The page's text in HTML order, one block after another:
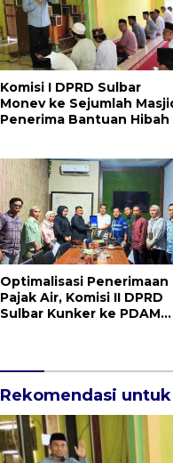
Komisi I DPRD Sulbar
Monev ke Sejumlah
Penerima Bantuan Hibah
Optimalisasi Penerimaan
Pajak Air, Komisi II DPRD
Sulbar Kunker ke PDAM
Rekomendasi